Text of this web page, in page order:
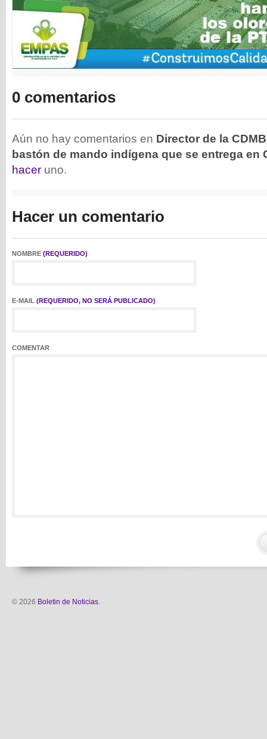
0 comentarios
Aún no hay comentarios en Director de la
bastón de mando indígena que se entrega en
hacer uno.
Hacer un comentario
NOMBRE (REQUERIDO)
E-MAIL (REQUERIDO, NO SERÁ PUBLICADO)
COMENTAR
© 2026 Boletin de Noticias.